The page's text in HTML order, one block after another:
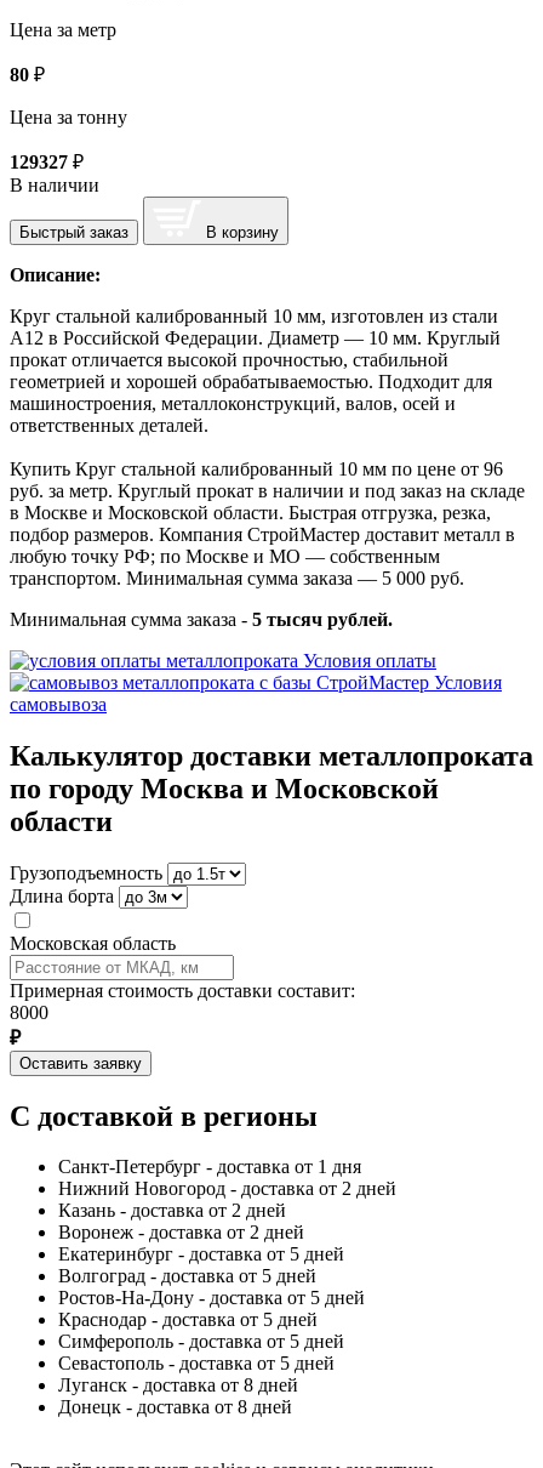
Цена за метр
80 ₽
Цена за тонну
129327 ₽
В наличии
Быстрый заказ В корзину
Описание:
Круг стальной калиброванный 10 мм, изготовлен из стали
А12 в Российской Федерации. Диаметр — 10 мм. Круглый
прокат отличается высокой прочностью, стабильной
геометрией и хорошей обрабатываемостью. Подходит для
машиностроения, металлоконструкций, валов, осей и
ответственных деталей.
Купить Круг стальной калиброванный 10 мм по цене от 96
руб. за метр. Круглый прокат в наличии и под заказ на складе
в Москве и Московской области. Быстрая отгрузка, резка,
подбор размеров. Компания СтройМастер доставит металл в
любую точку РФ; по Москве и МО — собственным
транспортом. Минимальная сумма заказа — 5 000 руб.
Минимальная сумма заказа - 5 тысяч рублей.
Условия оплаты
Условия
самовывоза
Калькулятор доставки металлопроката
по городу Москва и Московской
области
Грузоподъемность
Длина борта
Московская область
Примерная стоимость доставки составит:
8000
₽
Оставить заявку
С доставкой в регионы
Санкт-Петербург - доставка от 1 дня
Нижний Новогород - доставка от 2 дней
Казань - доставка от 2 дней
Воронеж - доставка от 2 дней
Екатеринбург - доставка от 5 дней
Волгоград - доставка от 5 дней
Ростов-На-Дону - доставка от 5 дней
Краснодар - доставка от 5 дней
Симферополь - доставка от 5 дней
Севастополь - доставка от 5 дней
Луганск - доставка от 8 дней
Донецк - доставка от 8 дней